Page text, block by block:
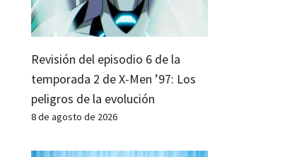
Revisión del episodio 6 de la
temporada 2 de X-Men ’97: Los
peligros de la evolución
8 de agosto de 2026